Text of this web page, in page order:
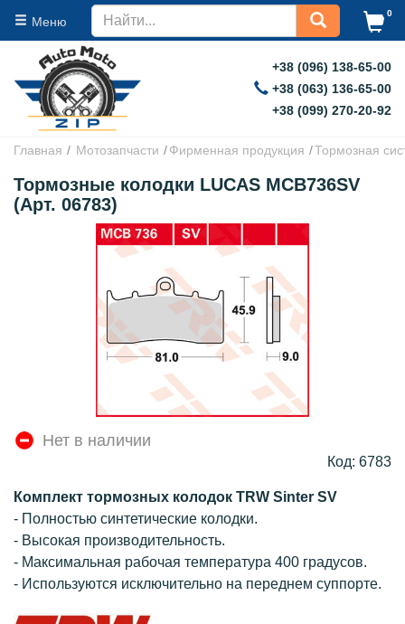
Меню
0
+38 (096) 138-65-00
+38 (063) 136-65-00
+38 (099) 270-20-92
Главная Мотозапчасти Фирменная продукция Тормозная
Тормозные колодки LUCAS MCB736SV
(Арт. 06783)
Нет в наличии
Код: 6783
Комплект тормозных колодок TRW Sinter SV
- Полностью синтетические колодки.
- Высокая производительность.
- Максимальная рабочая температура 400 градусов.
- Используются исключительно на переднем суппорте.